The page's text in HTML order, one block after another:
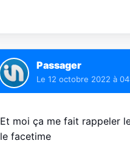
Passager
Le 12 octobre 2022 à
Et moi ça me fait rappeler
le facetime